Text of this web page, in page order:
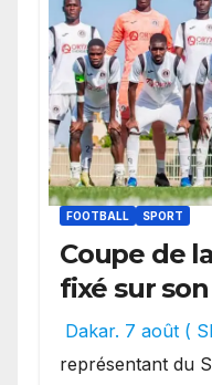
FOOTBALL SPORT
Coupe de
fixé sur
l’ES
obstacle.
Dakar. 7 août (
représentant du